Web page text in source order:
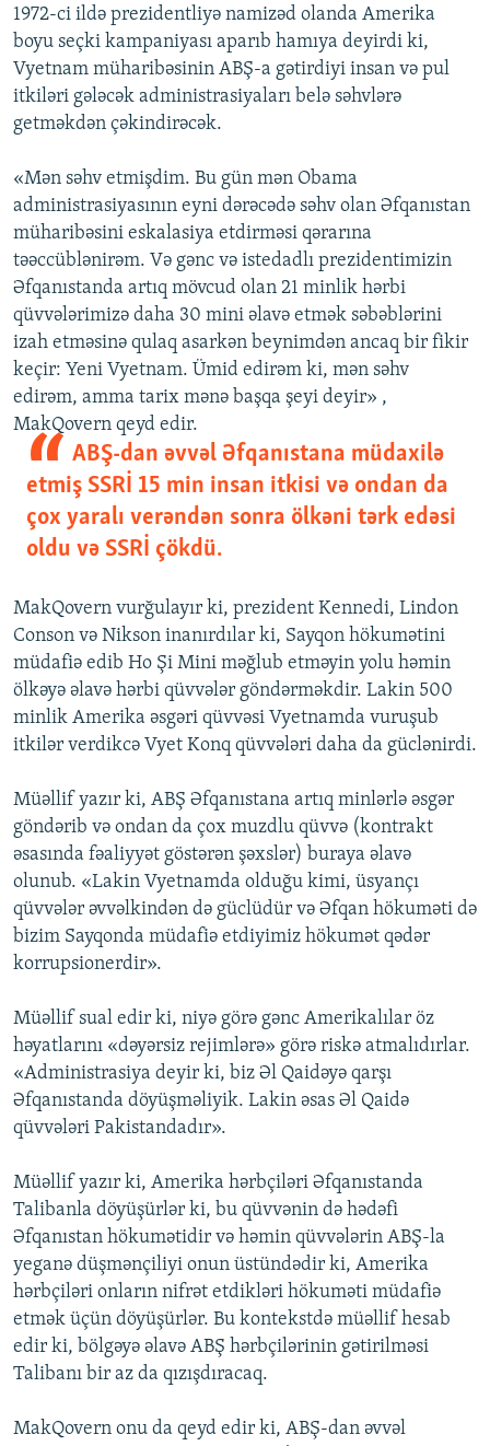
1972-ci ildə prezidentliyə namizəd olanda Amerika
boyu seçki kampaniyası aparıb hamıya deyirdi ki,
Vyetnam müharibəsinin ABŞ-a gətirdiyi insan və pul
itkiləri gələcək administrasiyaları belə səhvlərə
getməkdən çəkindirəcək.
«Mən səhv etmişdim. Bu gün mən Obama
administrasiyasının eyni dərəcədə səhv olan Əfqanıstan
müharibəsini eskalasiya etdirməsi qərarına
təəccüblənirəm. Və gənc və istedadlı prezidentimizin
Əfqanıstanda artıq mövcud olan 21 minlik hərbi
qüvvələrimizə daha 30 mini əlavə etmək səbəblərini
izah etməsinə qulaq asarkən beynimdən ancaq bir fikir
keçir: Yeni Vyetnam. Ümid edirəm ki, mən səhv
edirəm, amma tarix mənə başqa şeyi deyir» ,
MakQovern qeyd edir.
ABŞ-dan əvvəl Əfqanıstana müdaxilə
etmiş SSRİ 15 min insan itkisi və ondan da
çox yaralı verəndən sonra ölkəni tərk edəsi
oldu və SSRİ çökdü.
MakQovern vurğulayır ki, prezident Kennedi, Lindon
Conson və Nikson inanırdılar ki, Sayqon hökumətini
müdafiə edib Ho Şi Mini məğlub etməyin yolu həmin
ölkəyə əlavə hərbi qüvvələr göndərməkdir. Lakin 500
minlik Amerika əsgəri qüvvəsi Vyetnamda vuruşub
itkilər verdikcə Vyet Konq qüvvələri daha da güclənirdi.
Müəllif yazır ki, ABŞ Əfqanıstana artıq minlərlə əsgər
göndərib və ondan da çox muzdlu qüvvə (kontrakt
əsasında fəaliyyət göstərən şəxslər) buraya əlavə
olunub. «Lakin Vyetnamda olduğu kimi, üsyançı
qüvvələr əvvəlkindən də güclüdür və Əfqan hökuməti də
bizim Sayqonda müdafiə etdiyimiz hökumət qədər
korrupsionerdir».
Müəllif sual edir ki, niyə görə gənc Amerikalılar öz
həyatlarını «dəyərsiz rejimlərə» görə riskə atmalıdırlar.
«Administrasiya deyir ki, biz Əl Qaidəyə qarşı
Əfqanıstanda döyüşməliyik. Lakin əsas Əl Qaidə
qüvvələri Pakistandadır».
Müəllif yazır ki, Amerika hərbçiləri Əfqanıstanda
Talibanla döyüşürlər ki, bu qüvvənin də hədəfi
Əfqanıstan hökumətidir və həmin qüvvələrin ABŞ-la
yeganə düşmənçiliyi onun üstündədir ki, Amerika
hərbçiləri onların nifrət etdikləri hökuməti müdafiə
etmək üçün döyüşürlər. Bu kontekstdə müəllif hesab
edir ki, bölgəyə əlavə ABŞ hərbçilərinin gətirilməsi
Talibanı bir az da qızışdıracaq.
MakQovern onu da qeyd edir ki, ABŞ-dan əvvəl